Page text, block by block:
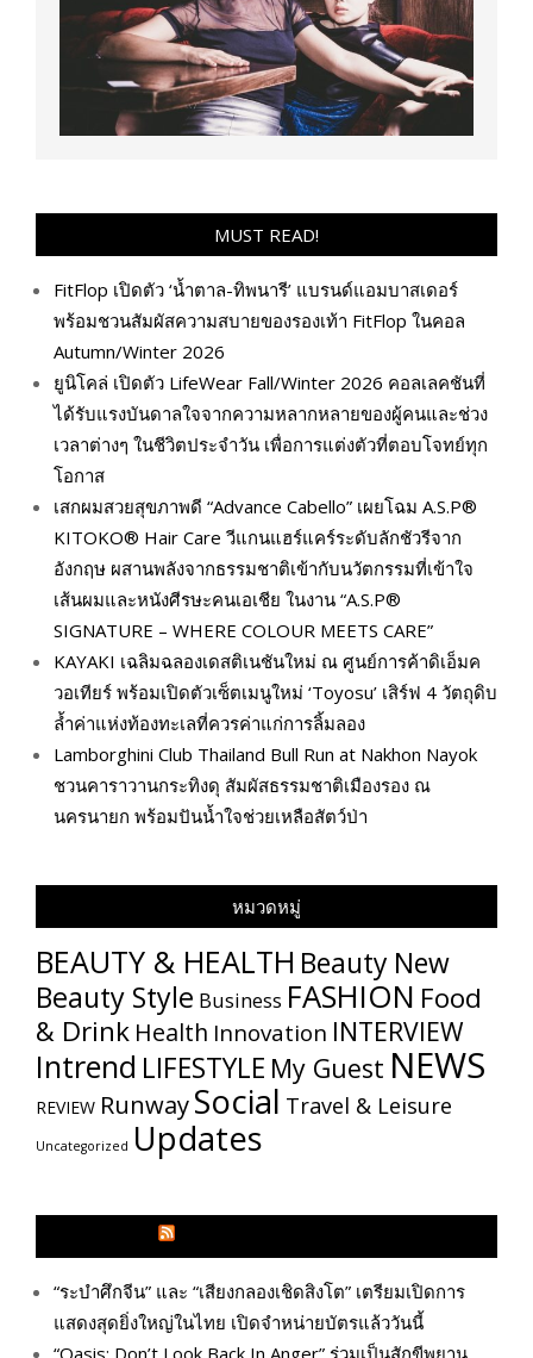
MUST READ!
FitFlop เปิดตัว ‘น้ำตาล-ทิพนารี’ แบรนด์แอมบาสเดอร์
พร้อมชวนสัมผัสความสบายของรองเท้า FitFlop ในคอล
Autumn/Winter 2026
ยูนิโคล่ เปิดตัว LifeWear Fall/Winter 2026 คอลเลคชันที่
ได้รับแรงบันดาลใจจากความหลากหลายของผู้คนและช่วง
เวลาต่างๆ ในชีวิตประจำวัน เพื่อการแต่งตัวที่ตอบโจทย์ทุก
โอกาส
เสกผมสวยสุขภาพดี “Advance Cabello” เผยโฉม A.S.P®
KITOKO® Hair Care วีแกนแฮร์แคร์ระดับลักชัวรีจาก
อังกฤษ ผสานพลังจากธรรมชาติเข้ากับนวัตกรรมที่เข้าใจ
เส้นผมและหนังศีรษะคนเอเชีย ในงาน “A.S.P®
SIGNATURE – WHERE COLOUR MEETS CARE”
KAYAKI เฉลิมฉลองเดสติเนชันใหม่ ณ ศูนย์การค้าดิเอ็มค
วอเทียร์ พร้อมเปิดตัวเซ็ตเมนูใหม่ ‘Toyosu’ เสิร์ฟ 4 วัตถุดิบ
ล้ำค่าแห่งท้องทะเลที่ควรค่าแก่การลิ้มลอง
Lamborghini Club Thailand Bull Run at Nakhon Nayok
ชวนคาราวานกระทิงดุ สัมผัสธรรมชาติเมืองรอง ณ
นครนายก พร้อมปันน้ำใจช่วยเหลือสัตว์ป่า
หมวดหมู่
BEAUTY & HEALTH Beauty New
Beauty Style Business FASHION Food
& Drink Health Innovation INTERVIEW
Intrend LIFESTYLE My​ Guest NEWS
REVIEW RunwaySocial Travel & Leisure
Uncategorized Updates
“ระบำศึกจีน” และ “เสียงกลองเชิดสิงโต” เตรียมเปิดการ
แสดงสุดยิ่งใหญ่ในไทย เปิดจำหน่ายบัตรแล้ววันนี้